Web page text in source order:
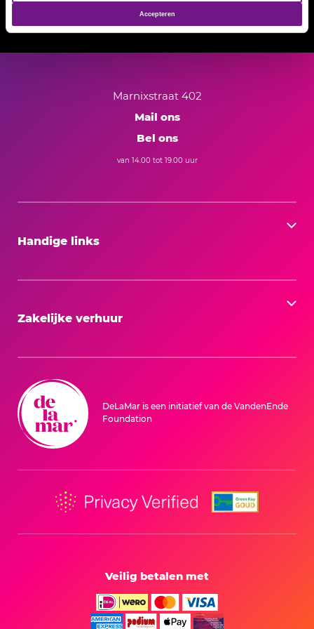
Accepteren
Marnixstraat 402
Mail ons
Bel ons
van 14.00 tot 19.00 uur
Handige links
Zakelijke verhuur
DeLaMar is een initiatief van de VandenEnde
Foundation
Veilig betalen met